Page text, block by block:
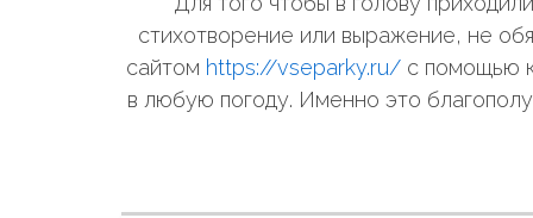
стихотворение или выражение, не
сайтом https://vseparky.ru/ с помощью
в любую погоду. Именно это